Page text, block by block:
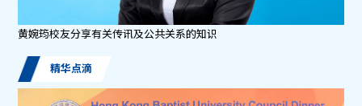
黄婉筠校友分享有关传讯及公共关系的知识
精华点滴